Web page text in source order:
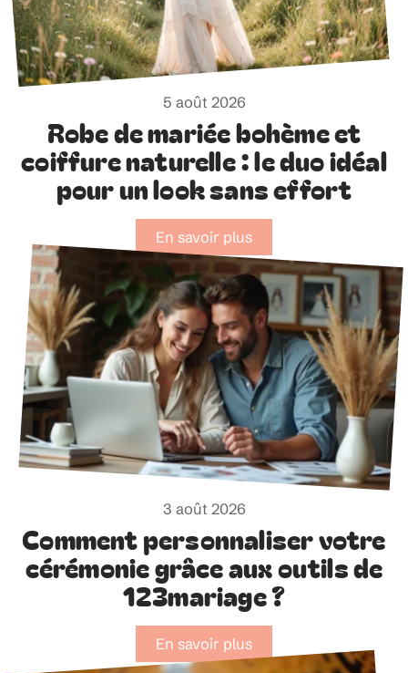
5 août 2026
Robe de mariée bohème et
coiffure naturelle : le duo idéal
pour un look sans effort
En savoir plus
3 août 2026
Comment personnaliser votre
cérémonie grâce aux outils de
123mariage ?
En savoir plus